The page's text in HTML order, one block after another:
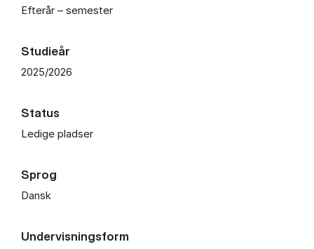
Efterår – semester
Studieår
2025/2026
Status
Ledige pladser
Sprog
Dansk
Undervisningsform